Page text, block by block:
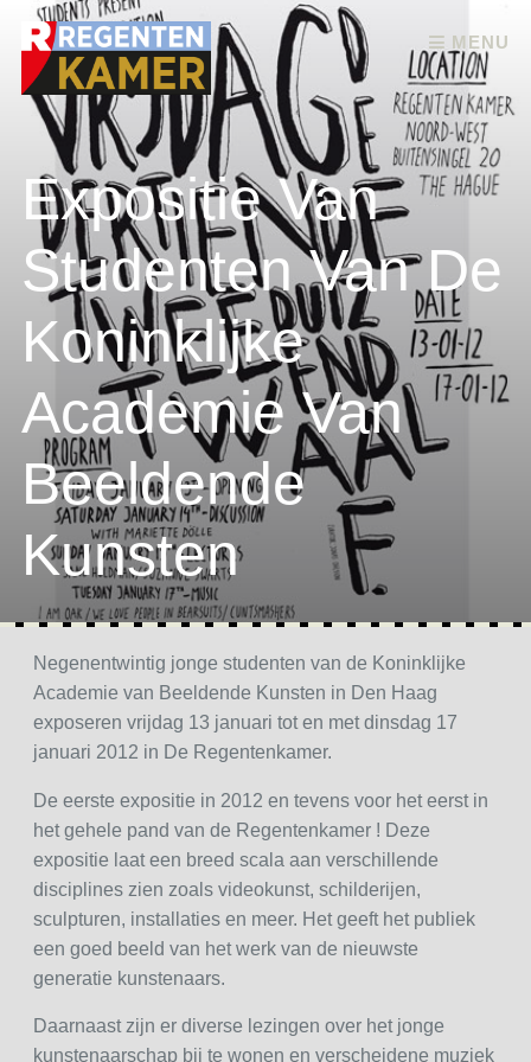
MENU
Skip to content
Expositie Van
Studenten Van De
Koninklijke
Academie Van
Beeldende
Kunsten
Negenentwintig jonge studenten van de Koninklijke
Academie van Beeldende Kunsten in Den Haag
exposeren vrijdag 13 januari tot en met dinsdag 17
januari 2012 in De Regentenkamer.
De eerste expositie in 2012 en tevens voor het eerst in
het gehele pand van de Regentenkamer ! Deze
expositie laat een breed scala aan verschillende
disciplines zien zoals videokunst, schilderijen,
sculpturen, installaties en meer. Het geeft het publiek
een goed beeld van het werk van de nieuwste
generatie kunstenaars.
Daarnaast zijn er diverse lezingen over het jonge
kunstenaarschap bij te wonen en verscheidene muziek